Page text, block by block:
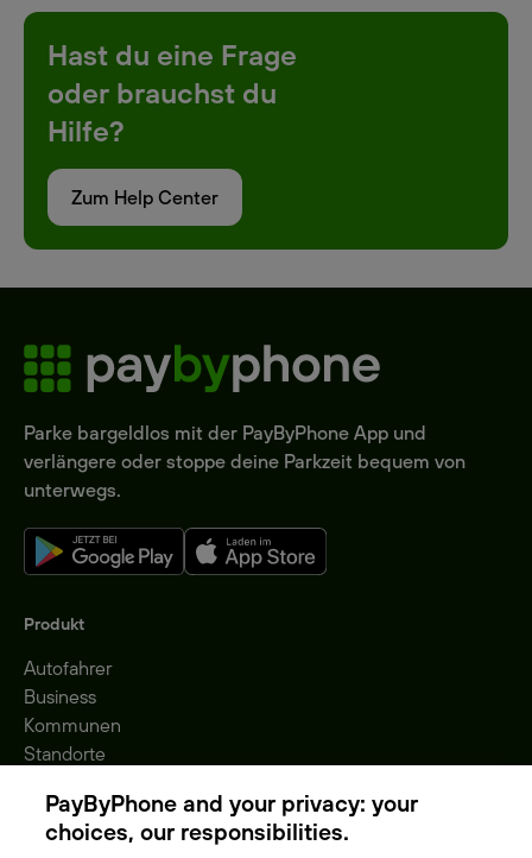
Hast du eine Frage
oder brauchst du
Hilfe?
Zum Help Center
Parke bargeldlos mit der PayByPhone App und
verlängere oder stoppe deine Parkzeit bequem von
unterwegs.
Produkt
Autofahrer
Business
Kommunen
Standorte
Park-Vignette
PayByPhone and your privacy: your
choices, our responsibilities.